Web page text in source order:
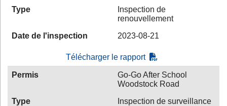
Type
Inspection de
renouvellement
Date de l'inspection
2023-08-21
Télécharger le rapport
Permis
Go-Go After School
Woodstock Road
Type
Inspection de surveillance